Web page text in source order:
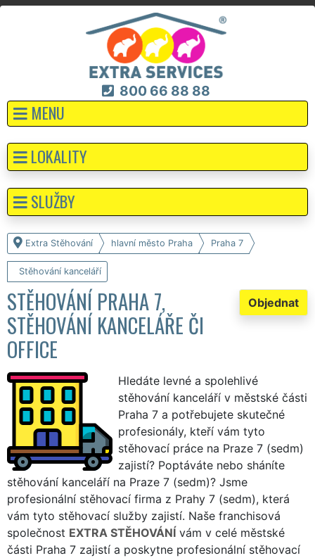
800 66 88 88
MENU
Extra Stěhování hlavní město Praha Praha 7
Stěhování kanceláří
Objednat
STĚHOVÁNÍ PRAHA 7,
STĚHOVÁNÍ KANCELÁŘE ČI
OFFICE
Hledáte levné a spolehlivé
stěhování kanceláří v městské části
Praha 7 a potřebujete skutečné
profesionály, kteří vám tyto
stěhovací práce na Praze 7 (sedm)
zajistí? Poptáváte nebo sháníte
stěhování kanceláří na Praze 7 (sedm)? Jsme
profesionální stěhovací firma z Prahy 7 (sedm), která
vám tyto stěhovací služby zajistí. Naše franchisová
společnost EXTRA STĚHOVÁNÍ vám v celé městské
části Praha 7 zajistí a poskytne profesionální stěhovací
LOKALITY
SLUŽBY